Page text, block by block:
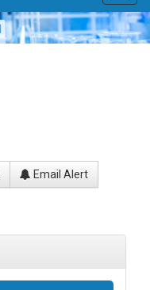
Email Alert